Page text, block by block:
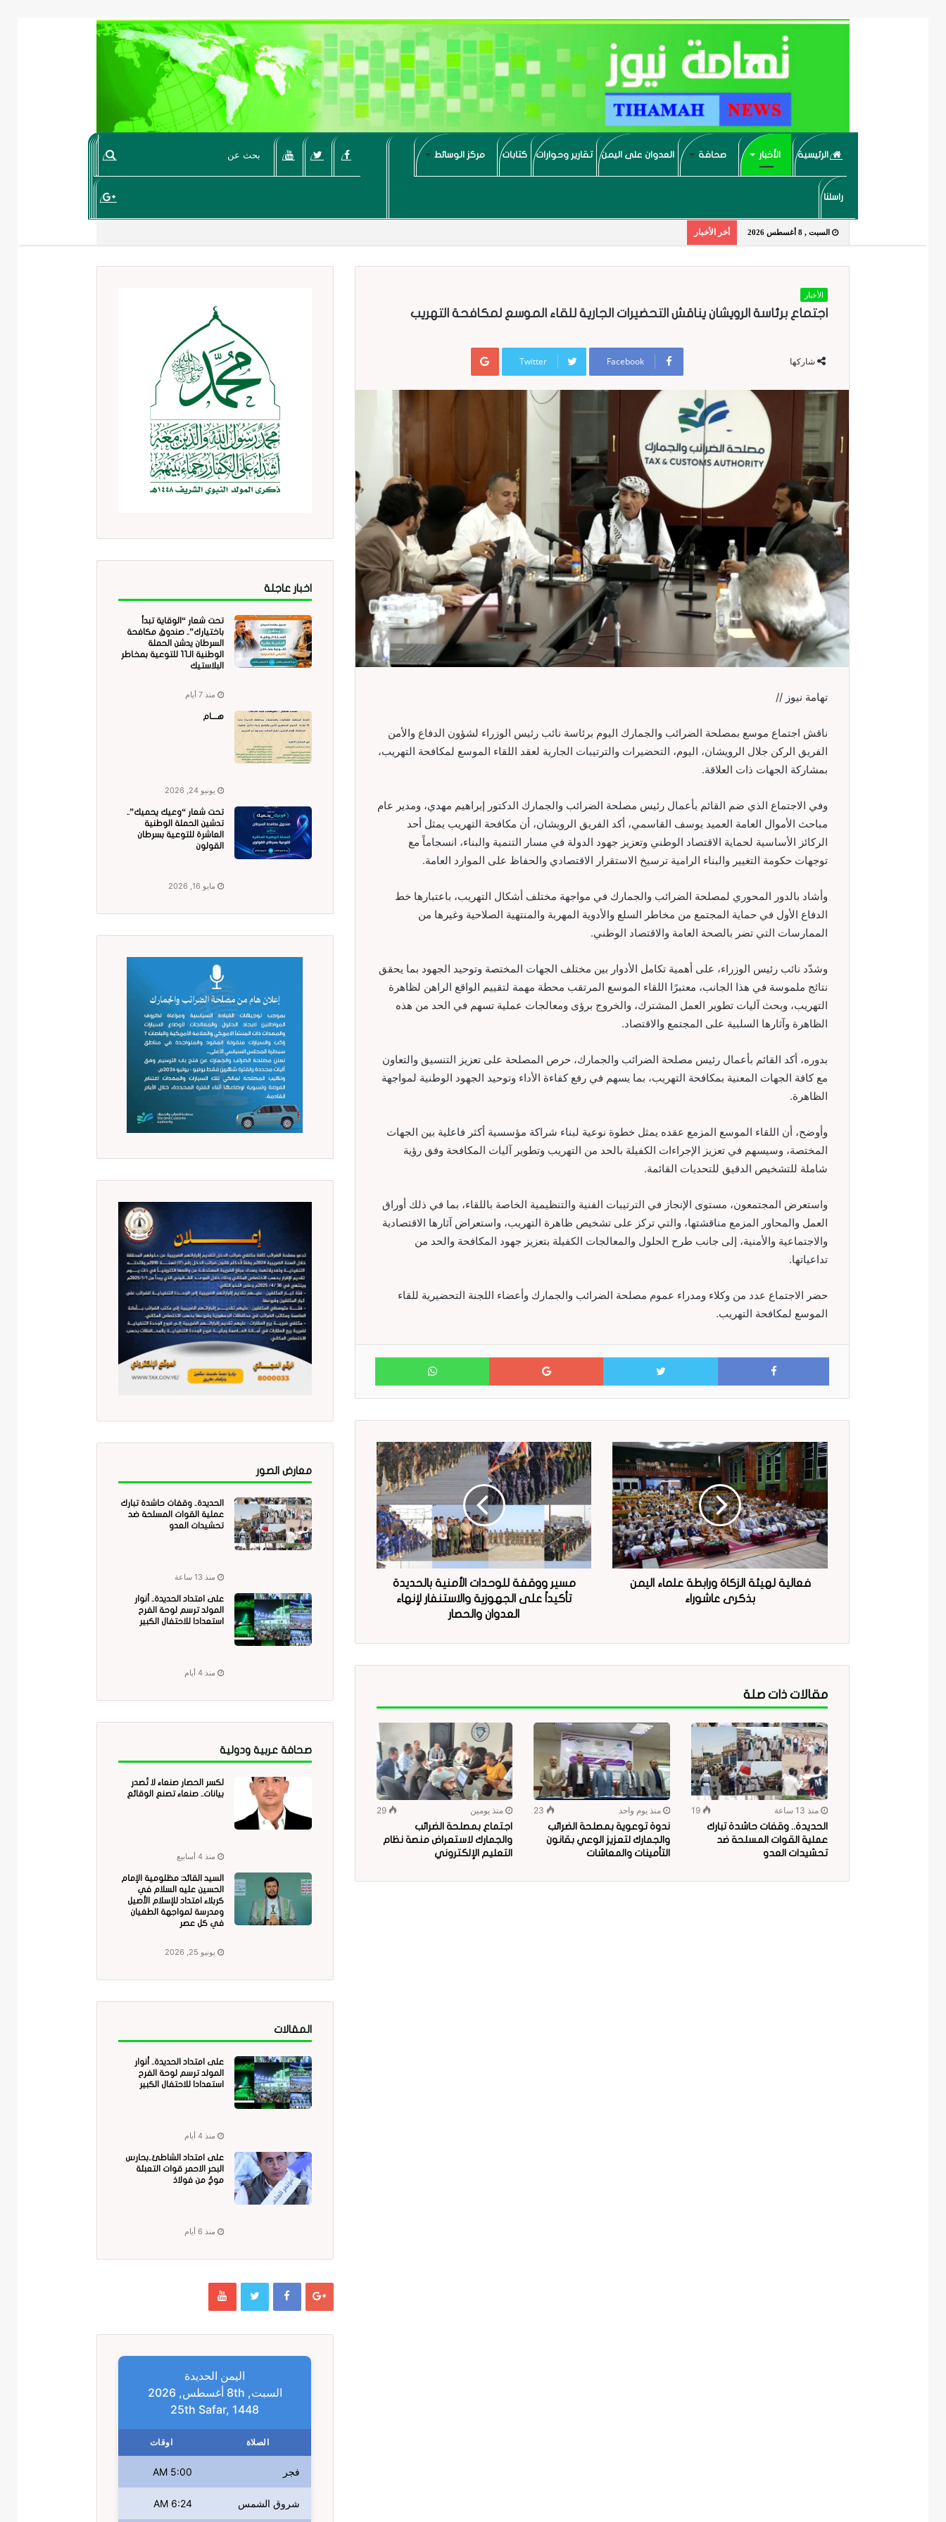
الرئيسية الأخبار صحافة العدوان على اليمن تقارير وحوارات كتابات مركز الوسائط
راسلنا
السبت , 8 أغسطس 2026 أخر الأخبار
الأخبار
اجتماع برئاسة الرويشان يناقش التحضيرات الجارية للقاء الموسع لمكافحة التهريب
شاركها Facebook
Twitter
Google+
تهامة نيوز //
ناقش اجتماع موسع بمصلحة الضرائب والجمارك اليوم برئاسة نائب رئيس الوزراء لشؤون الدفاع والأمن
الفريق الركن جلال الرويشان، اليوم، التحضيرات والترتيبات الجارية لعقد اللقاء الموسع لمكافحة التهريب،
بمشاركة الجهات ذات العلاقة.
وفي الاجتماع الذي ضم القائم بأعمال رئيس مصلحة الضرائب والجمارك الدكتور إبراهيم مهدي، ومدير عام
مباحث الأموال العامة العميد يوسف القاسمي، أكد الفريق الرويشان، أن مكافحة التهريب يمثل أحد
الركائز الأساسية لحماية الاقتصاد الوطني وتعزيز جهود الدولة في مسار التنمية والبناء، انسجاماً مع
توجهات حكومة التغيير والبناء الرامية ترسيخ الاستقرار الاقتصادي والحفاظ على الموارد العامة.
وأشاد بالدور المحوري لمصلحة الضرائب والجمارك في مواجهة مختلف أشكال التهريب، باعتبارها خط
الدفاع الأول في حماية المجتمع من مخاطر السلع والأدوية المهربة والمنتهية الصلاحية وغيرها من
الممارسات التي تضر بالصحة العامة والاقتصاد الوطني.
وشدّد نائب رئيس الوزراء، على أهمية تكامل الأدوار بين مختلف الجهات المختصة وتوحيد الجهود بما يحقق
نتائج ملموسة في هذا الجانب، معتبرًا اللقاء الموسع المرتقب محطة مهمة لتقييم الواقع الراهن لظاهرة
التهريب، وبحث آليات تطوير العمل المشترك، والخروج برؤى ومعالجات عملية تسهم في الحد من هذه
الظاهرة وآثارها السلبية على المجتمع والاقتصاد.
بدوره، أكد القائم بأعمال رئيس مصلحة الضرائب والجمارك، حرص المصلحة على تعزيز التنسيق والتعاون
مع كافة الجهات المعنية بمكافحة التهريب، بما يسهم في رفع كفاءة الأداء وتوحيد الجهود الوطنية لمواجهة
الظاهرة.
وأوضح، أن اللقاء الموسع المزمع عقده يمثل خطوة نوعية لبناء شراكة مؤسسية أكثر فاعلية بين الجهات
المختصة، وسيسهم في تعزيز الإجراءات الكفيلة بالحد من التهريب وتطوير آليات المكافحة وفق رؤية
شاملة للتشخيص الدقيق للتحديات القائمة.
واستعرض المجتمعون، مستوى الإنجاز في الترتيبات الفنية والتنظيمية الخاصة باللقاء، بما في ذلك أوراق
العمل والمحاور المزمع مناقشتها، والتي تركز على تشخيص ظاهرة التهريب، واستعراض آثارها الاقتصادية
والاجتماعية والأمنية، إلى جانب طرح الحلول والمعالجات الكفيلة بتعزيز جهود المكافحة والحد من
تداعياتها.
حضر الاجتماع عدد من وكلاء ومدراء عموم مصلحة الضرائب والجمارك وأعضاء اللجنة التحضيرية للقاء
الموسع لمكافحة التهريب.
Facebook
Twitter
Google+
WhatsApp
فعالية لهيئة الزكاة ورابطة علماء اليمن
بذكرى عاشوراء
مسير ووقفة للوحدات الأمنية بالحديدة
تأكيداً على الجهوزية والاستنفار لإنهاء
العدوان والحصار
مقالات ذات صلة
منذ 13 ساعة
19
الحديدة.. وقفات حاشدة تبارك
عملية القوات المسلحة ضد
تحشيدات العدو
منذ يوم واحد
23
ندوة توعوية بمصلحة الضرائب
والجمارك لتعزيز الوعي بقانون
التأمينات والمعاشات
منذ يومين
29
اجتماع بمصلحة الضرائب
والجمارك لاستعراض منصة نظام
التعليم الإلكتروني
اخبار عاجلة
تحت شعار “الوقاية تبدأ
باختيارك”.. صندوق مكافحة
السرطان يدشن الحملة
الوطنية الـ11 للتوعية بمخاطر
البلاستيك
منذ 7 أيام
هــــام
يونيو 24, 2026
تحت شعار “وعيك يحميك”..
تدشين الحملة الوطنية
العاشرة للتوعية بسرطان
القولون
مايو 16, 2026
معارض الصور
الحديدة.. وقفات حاشدة تبارك
عملية القوات المسلحة ضد
تحشيدات العدو
منذ 13 ساعة
على امتداد الحديدة.. أنوار
المولد ترسم لوحة الفرح
استعدادا للاحتفال الكبير
منذ 4 أيام
صحافة عربية ودولية
لكسر الحصار صنعاء لا تُصدر
بيانات.. صنعاء تصنع الوقائع
منذ 4 أسابيع
السيد القائد: مظلومية الإمام
الحسين عليه السلام في
كربلاء امتداد للإسلام الأصيل
ومدرسة لمواجهة الطغيان
في كل عصر
يونيو 25, 2026
المقالات
على امتداد الحديدة.. أنوار
المولد ترسم لوحة الفرح
استعدادا للاحتفال الكبير
منذ 4 أيام
على امتداد الشاطئ..بحارس
البحر الاحمر قوات التعبئة
موجٌ من فولاذ
منذ 6 أيام
اليمن الحديدة
السبت, 8th أغسطس, 2026
25th Safar, 1448
الصلاة اوقات
فجر 5:00 AM
شروق الشمس 6:24 AM